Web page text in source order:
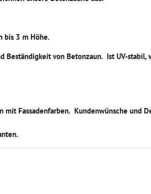
bis 3 m Höhe.
Beständigkeit von Betonzaun. Ist UV-
Fassadenfarben. Kundenwünsche und